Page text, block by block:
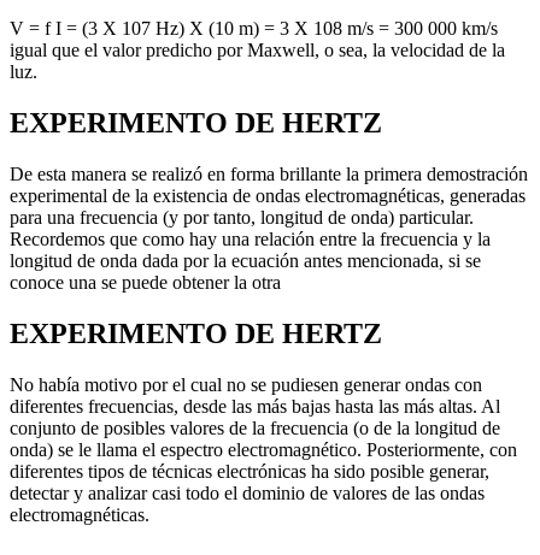
V = f I = (3 X 107 Hz) X (10 m) = 3 X 108 m/s = 300 000 km/s
igual que el valor predicho por Maxwell, o sea, la velocidad de la
luz.
EXPERIMENTO DE HERTZ
De esta manera se realizó en forma brillante la primera demostración
experimental de la existencia de ondas electromagnéticas, generadas
para una frecuencia (y por tanto, longitud de onda) particular.
Recordemos que como hay una relación entre la frecuencia y la
longitud de onda dada por la ecuación antes mencionada, si se
conoce una se puede obtener la otra
EXPERIMENTO DE HERTZ
No había motivo por el cual no se pudiesen generar ondas con
diferentes frecuencias, desde las más bajas hasta las más altas. Al
conjunto de posibles valores de la frecuencia (o de la longitud de
onda) se le llama el espectro electromagnético. Posteriormente, con
diferentes tipos de técnicas electrónicas ha sido posible generar,
detectar y analizar casi todo el dominio de valores de las ondas
electromagnéticas.